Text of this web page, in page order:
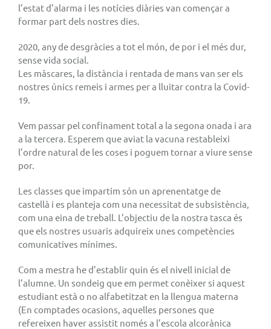
l’estat d’alarma i les notícies diàries van començar a
formar part dels nostres dies.
2020, any de desgràcies a tot el món, de por i el més dur,
sense vida social.
Les màscares, la distància i rentada de mans van ser els
nostres únics remeis i armes per a lluitar contra la Covid-
19.
Vem passar pel confinament total a la segona onada i ara
a la tercera. Esperem que aviat la vacuna restableixi
l’ordre natural de les coses i poguem tornar a viure sense
por.
Les classes que impartim són un aprenentatge de
castellà i es planteja com una necessitat de subsistència,
com una eina de treball. L’objectiu de la nostra tasca és
que els nostres usuaris adquireix unes competències
comunicatives mínimes.
Com a mestra he d’establir quin és el nivell inicial de
l’alumne. Un sondeig que em permet conèixer si aquest
estudiant està o no alfabetitzat en la llengua materna
(En comptades ocasions, aquelles persones que
refereixen haver assistit només a l’escola alcorànica